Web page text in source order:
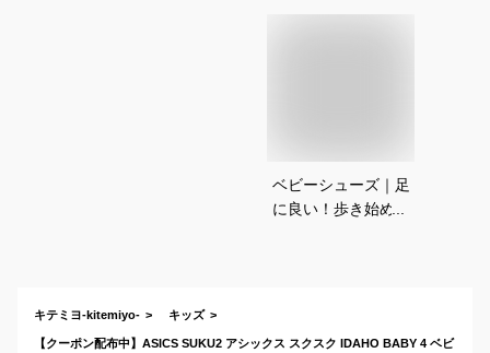
ベビーシューズ｜足
に良い！歩き始めの
キテミヨ-kitemiyo- キッズ
【クーポン配布中】ASICS SUKU2 アシックス スクスク IDAHO BABY 4 ベビ